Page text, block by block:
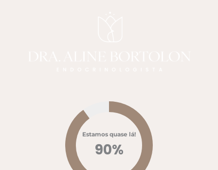
Estamos quase lá!
90%